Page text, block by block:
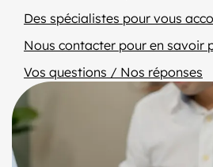
Des spécialistes pour vous
Nous contacter pour en savoir
Vos questions / Nos réponses